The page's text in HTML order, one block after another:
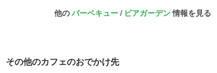
他のバーベキュー/ ビアガーデン情報を見る
その他のカフェのおでかけ先